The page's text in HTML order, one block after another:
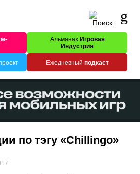
Альманах Игровая
Индустрия
Ежедневный подкаст
по тэгу «Chillingo»